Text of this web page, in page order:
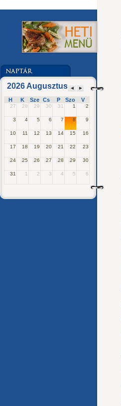
2026 Augusztus ◄ ►
H K Sze Cs P Szo V
27 28 29 30 31 1 2
3 4 5 6 7 8 9
10 11 12 13 14 15 16
17 18 19 20 21 22 23
24 25 26 27 28 29 30
31 1 2 3 4 5 6